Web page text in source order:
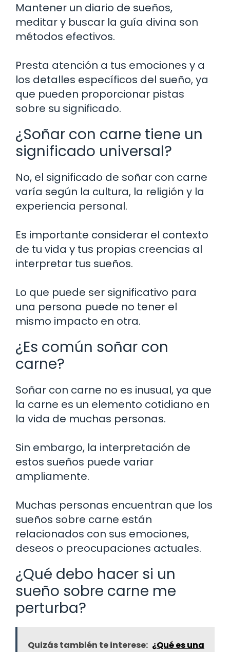
Mantener un diario de sueños,
meditar y buscar la guía divina son
métodos efectivos.
Presta atención a tus emociones y a
los detalles específicos del sueño, ya
que pueden proporcionar pistas
sobre su significado.
¿Soñar con carne tiene un
significado universal?
No, el significado de soñar con carne
varía según la cultura, la religión y la
experiencia personal.
Es importante considerar el contexto
de tu vida y tus propias creencias al
interpretar tus sueños.
Lo que puede ser significativo para
una persona puede no tener el
mismo impacto en otra.
¿Es común soñar con
carne?
Soñar con carne no es inusual, ya que
la carne es un elemento cotidiano en
la vida de muchas personas.
Sin embargo, la interpretación de
estos sueños puede variar
ampliamente.
Muchas personas encuentran que los
sueños sobre carne están
relacionados con sus emociones,
deseos o preocupaciones actuales.
¿Qué debo hacer si un
sueño sobre carne me
perturba?
Quizás también te interese: ¿Qué es una